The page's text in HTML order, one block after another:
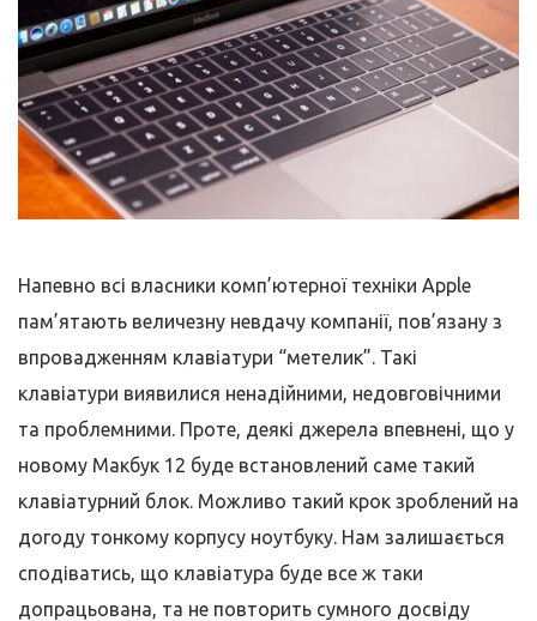
Напевно всі власники комп’ютерної техніки Apple
пам’ятають величезну невдачу компанії, пов’язану з
впровадженням клавіатури “метелик”. Такі
клавіатури виявилися ненадійними, недовговічними
та проблемними. Проте, деякі джерела впевнені, що у
новому Макбук 12 буде встановлений саме такий
клавіатурний блок. Можливо такий крок зроблений на
догоду тонкому корпусу ноутбуку. Нам залишається
сподіватись, що клавіатура буде все ж таки
допрацьована, та не повторить сумного досвіду